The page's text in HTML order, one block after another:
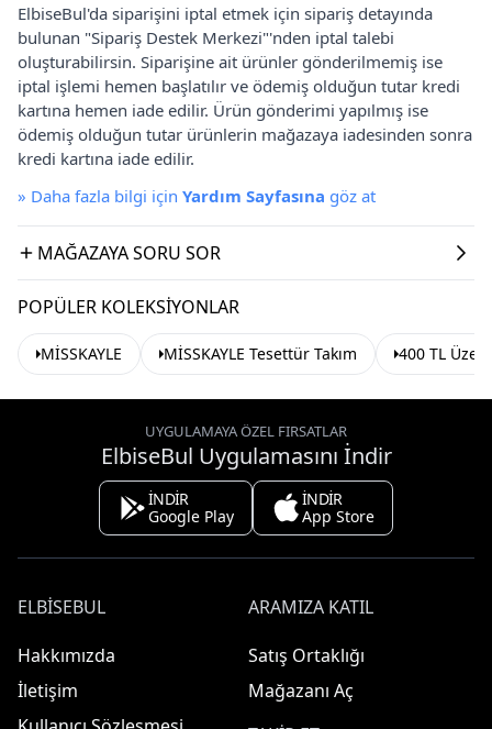
ElbiseBul'da siparişini iptal etmek için sipariş detayında
bulunan "Sipariş Destek Merkezi"'nden iptal talebi
oluşturabilirsin. Siparişine ait ürünler gönderilmemiş ise
iptal işlemi hemen başlatılır ve ödemiş olduğun tutar kredi
kartına hemen iade edilir. Ürün gönderimi yapılmış ise
ödemiş olduğun tutar ürünlerin mağazaya iadesinden sonra
kredi kartına iade edilir.
» Daha fazla bilgi için Yardım Sayfasına göz at
MAĞAZAYA SORU SOR
POPÜLER KOLEKSIYONLAR
MİSSKAYLE MİSSKAYLE Tesettür Takım 400 TL
UYGULAMAYA ÖZEL FIRSATLAR
ElbiseBul Uygulamasını İndir
İNDİR
Google Play
İNDİR
App Store
ELBISEBUL
Hakkımızda
İletişim
ARAMIZA KATIL
Satış Ortaklığı
Mağazanı Aç